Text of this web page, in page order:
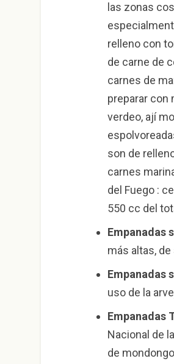
las zonas
relleno con
de carne de
carnes de
preparar con
verdeo, ají
son de
carnes
del Fuego :
550 cc del
Empanadas
más altas,
Empanadas
uso de la
Empanadas
Nacional de
de